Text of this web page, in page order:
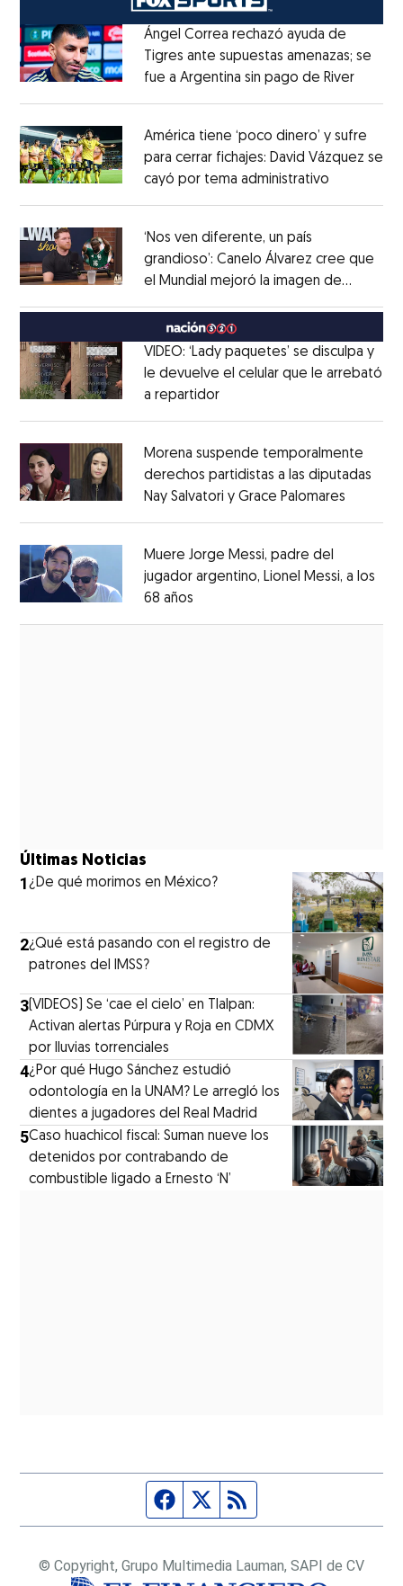
Ángel Correa rechazó ayuda de
Tigres ante supuestas amenazas; se
fue a Argentina sin pago de RiverOpens
América tiene ‘poco dinero’ y sufre
para cerrar fichajes: David Vázquez se
cayó por tema administrativo
‘Nos ven diferente, un país
grandioso’: Canelo Álvarez cree que
el Mundial mejoró la imagen de
MéxicoOpens in new window
VIDEO: ‘Lady paquetes’ se disculpa y
le devuelve el celular que le arrebató
a repartidorOpens in new window
Morena suspende temporalmente
derechos partidistas a las diputadas
Nay Salvatori y Grace Palomares
Muere Jorge Messi, padre del
jugador argentino, Lionel Messi, a los
68 años
Últimas Noticias
1¿De qué morimos en México?
2¿Qué está pasando con el registro de
patrones del IMSS?
3(VIDEOS) Se ‘cae el cielo’ en Tlalpan:
Activan alertas Púrpura y Roja en CDMX
por lluvias torrenciales
4¿Por qué Hugo Sánchez estudió
odontología en la UNAM? Le arregló los
dientes a jugadores del Real Madrid
5Caso huachicol fiscal: Suman nueve los
detenidos por contrabando de
combustible ligado a Ernesto ‘N’
Página de Facebook
Fuente Twitter
© Copyright, Grupo Multimedia Lauman, SAPI de CV